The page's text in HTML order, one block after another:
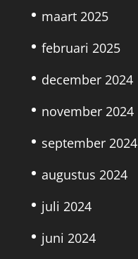
maart 2025
februari 2025
december 2024
november 2024
september 2024
augustus 2024
juli 2024
juni 2024